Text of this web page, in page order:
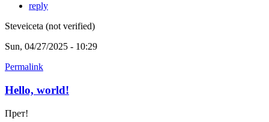
reply
Steveiceta (not verified)
Sun, 04/27/2025 - 10:29
Permalink
Hello, world!
Прет!